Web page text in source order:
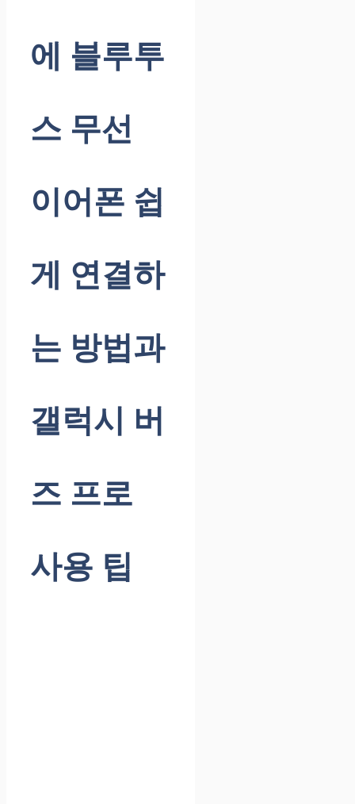
에 블루투
스 무선
이어폰 쉽
게 연결하
는 방법과
갤럭시 버
즈 프로
사용 팁